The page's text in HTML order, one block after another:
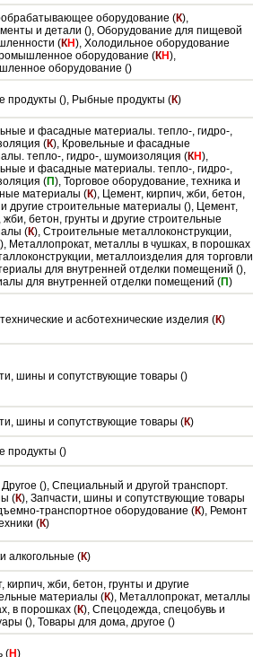
оборудование (К),
и детали (), Оборудование для пищевой
(КН), Холодильное оборудование
оборудование (КН),
оборудование ()
продукты (), Рыбные продукты (К)
и фасадные материалы. тепло-, гидро-,
(К), Кровельные и фасадные
тепло-, гидро-, шумоизоляция (КН),
и фасадные материалы. тепло-, гидро-,
(П), Торговое оборудование, техника и
материалы (К), Цемент, кирпич, жби, бетон,
и другие строительные материалы (), Цемент,
жби, бетон, грунты и другие строительные
(К), Строительные металлоконструкции,
), Металлопрокат, металлы в чушках, в порошках
металлоизделия для торговли
для внутренней отделки помещений (),
для внутренней отделки помещений (П)
и асботехнические изделия (К)
шины и сопутствующие товары ()
шины и сопутствующие товары (К)
продукты ()
Другое (), Специальный и другой транспорт.
(К), Запчасти, шины и сопутствующие товары
транспортное оборудование (К), Ремонт
(К)
алкогольные (К)
кирпич, жби, бетон, грунты и другие
материалы (К), Металлопрокат, металлы
в порошках (К), Спецодежда, спецобувь и
(), Товары для дома, другое ()
(Н)